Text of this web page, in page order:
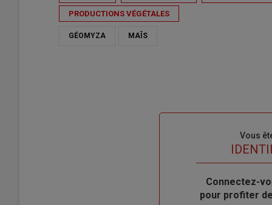
PRODUCTIONS VÉGÉTALES
GÉOMYZA MAÎS
Vous
Body
Connectez-
pour profiter